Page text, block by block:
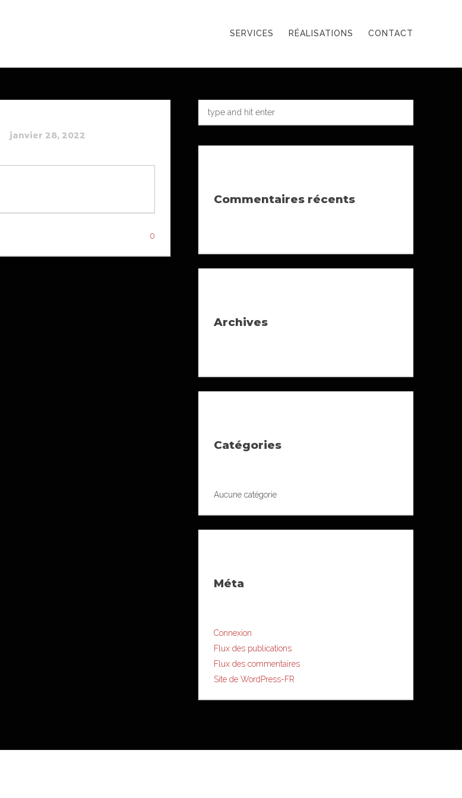
SERVICES RÉALISATIONS CONTACT
janvier 28, 2022
0
Commentaires récents
Archives
Catégories
Aucune catégorie
Méta
Connexion
Flux des publications
Flux des commentaires
Site de WordPress-FR